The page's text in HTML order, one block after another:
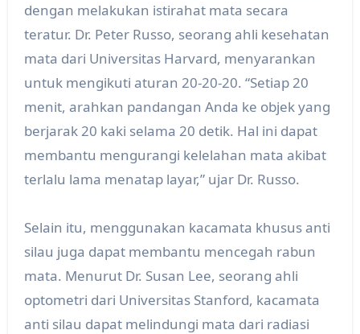
dengan melakukan istirahat mata secara
teratur. Dr. Peter Russo, seorang ahli kesehatan
mata dari Universitas Harvard, menyarankan
untuk mengikuti aturan 20-20-20. “Setiap 20
menit, arahkan pandangan Anda ke objek yang
berjarak 20 kaki selama 20 detik. Hal ini dapat
membantu mengurangi kelelahan mata akibat
terlalu lama menatap layar,” ujar Dr. Russo.
Selain itu, menggunakan kacamata khusus anti
silau juga dapat membantu mencegah rabun
mata. Menurut Dr. Susan Lee, seorang ahli
optometri dari Universitas Stanford, kacamata
anti silau dapat melindungi mata dari radiasi